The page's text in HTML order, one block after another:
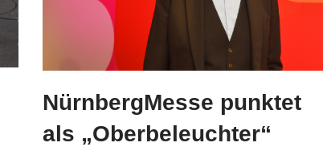
NürnbergMesse punktet
als „Oberbeleuchter“